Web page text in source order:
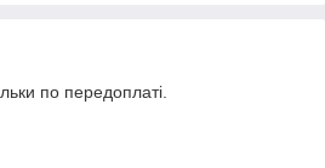
по передоплаті.